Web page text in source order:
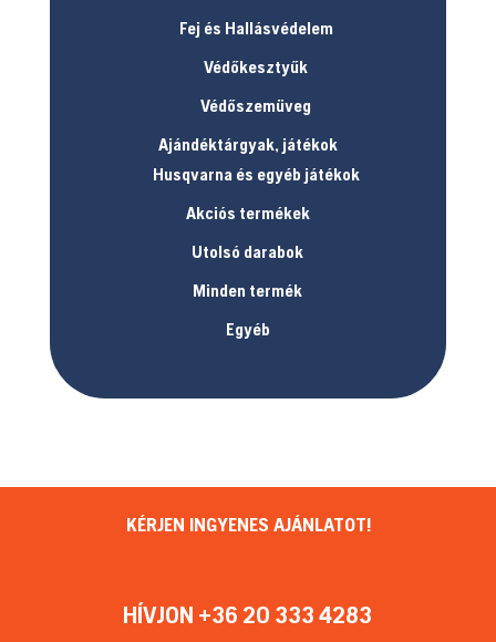
Fej és Hallásvédelem
Védőkesztyűk
Védőszemüveg
Ajándéktárgyak, játékok
Husqvarna és egyéb játékok
Akciós termékek
Utolsó darabok
Minden termék
Egyéb
KÉRJEN INGYENES AJÁNLATOT!
HÍVJON +36 20 333 4283